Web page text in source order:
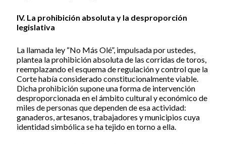
IV. La prohibición absoluta y la desproporción
legislativa
La llamada ley “No Más Olé”, impulsada por ustedes,
plantea la prohibición absoluta de las corridas de toros,
reemplazando el esquema de regulación y control que la
Corte había considerado constitucionalmente viable.
Dicha prohibición supone una forma de intervención
desproporcionada en el ámbito cultural y económico de
miles de personas que dependen de esa actividad:
ganaderos, artesanos, trabajadores y municipios cuya
identidad simbólica se ha tejido en torno a ella.